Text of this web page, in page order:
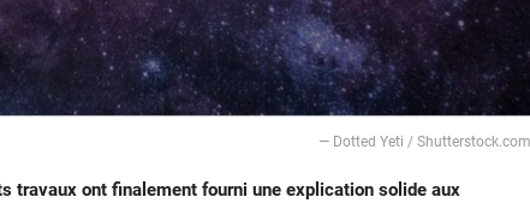
— Dotted Yeti / Shutterstock.com
travaux ont finalement fourni une explication solide aux